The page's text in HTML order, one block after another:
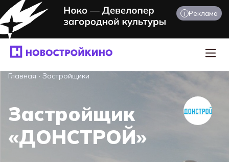
i Реклама
Главная · Застройщики
Застройщик
«ДОНСТРОЙ»